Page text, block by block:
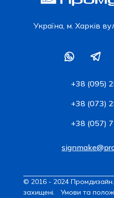
Українa, м. Харків
+38 (095)
+38 (073)
+38 (057)
© 2016 - 2024 Промдизайн.
захищені. Умови та